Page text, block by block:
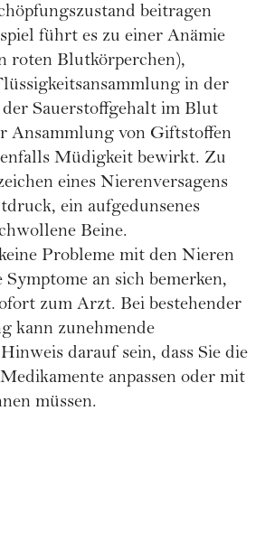
beitragen
führt es zu einer Anämie
roten Blutkörperchen),
in der
Sauerstoffgehalt im Blut
Ansammlung von Giftstoffen
Müdigkeit bewirkt. Zu
eines Nierenversagens
ein aufgedunsenes
Beine.
Probleme mit den Nieren
Symptome an sich bemerken,
zum Arzt. Bei bestehender
kann zunehmende
darauf sein, dass Sie die
anpassen oder mit
müssen.